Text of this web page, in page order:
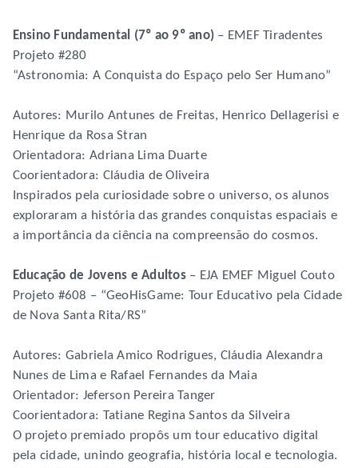
Ensino Fundamental (7º ao 9º ano) – EMEF Tiradentes
Projeto #280
“Astronomia: A Conquista do Espaço pelo Ser Humano”
Autores: Murilo Antunes de Freitas, Henrico Dellagerisi e
Henrique da Rosa Stran
Orientadora: Adriana Lima Duarte
Coorientadora: Cláudia de Oliveira
Inspirados pela curiosidade sobre o universo, os alunos
exploraram a história das grandes conquistas espaciais e
a importância da ciência na compreensão do cosmos.
Educação de Jovens e Adultos– EJA EMEF Miguel Couto
Projeto #608 – “GeoHisGame: Tour Educativo pela Cidade
de Nova Santa Rita/RS”
Autores: Gabriela Amico Rodrigues, Cláudia Alexandra
Nunes de Lima e Rafael Fernandes da Maia
Orientador: Jeferson Pereira Tanger
Coorientadora: Tatiane Regina Santos da Silveira
O projeto premiado propôs um tour educativo digital
pela cidade, unindo geografia, história local e tecnologia.